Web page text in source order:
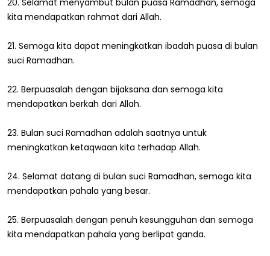
kita mendapatkan rahmat dari Allah.
21. Semoga kita dapat meningkatkan ibadah puasa di bulan
suci Ramadhan.
22. Berpuasalah dengan bijaksana dan semoga kita
mendapatkan berkah dari Allah.
23. Bulan suci Ramadhan adalah saatnya untuk
meningkatkan ketaqwaan kita terhadap Allah.
24. Selamat datang di bulan suci Ramadhan, semoga kita
mendapatkan pahala yang besar.
25. Berpuasalah dengan penuh kesungguhan dan semoga
kita mendapatkan pahala yang berlipat ganda.